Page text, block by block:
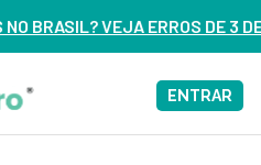
– ASSISTA AGORA
ENTRAR